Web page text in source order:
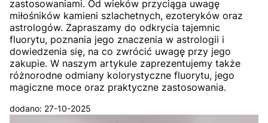
zastosowaniami. Od wieków przyciąga uwagę
miłośników kamieni szlachetnych, ezoteryków oraz
astrologów. Zapraszamy do odkrycia tajemnic
fluorytu, poznania jego znaczenia w astrologii i
dowiedzenia się, na co zwrócić uwagę przy jego
zakupie. W naszym artykule zaprezentujemy także
różnorodne odmiany kolorystyczne fluorytu, jego
magiczne moce oraz praktyczne zastosowania.
dodano: 27-10-2025